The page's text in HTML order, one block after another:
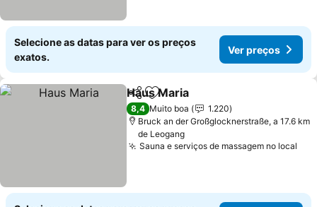
Selecione as datas para ver os preços
exatos.
Ver preços
PartilharAdicionar aos favoritos
Haus Maria
8,4 Muito boa
1.220
Bruck an der Großglocknerstraße, a 17.6 km
de Leogang
Sauna e serviços de massagem no local